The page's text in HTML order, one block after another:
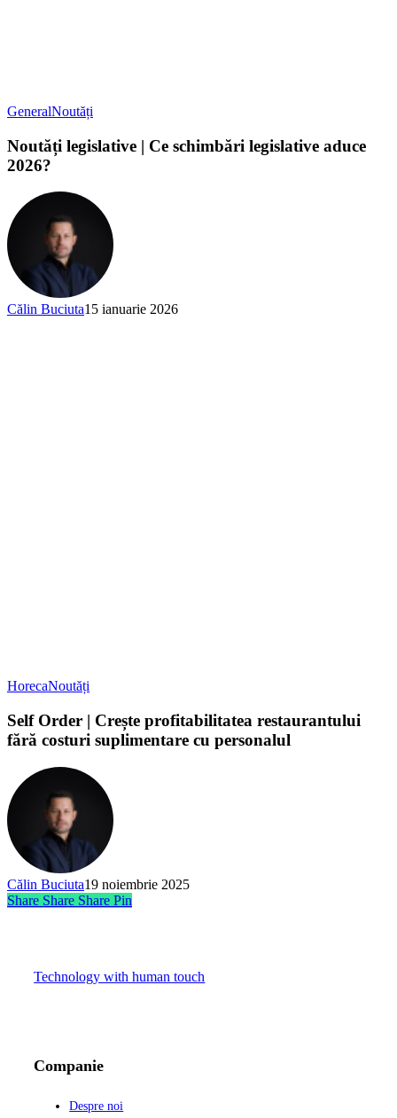
GeneralNoutăți
Noutăți legislative | Ce schimbări legislative aduce
2026?
Călin Buciuta15 ianuarie 2026
HorecaNoutăți
Self Order | Crește profitabilitatea restaurantului
fără costuri suplimentare cu personalul
Călin Buciuta19 noiembrie 2025
Share Share Share Pin
Technology with human touch
Companie
Despre noi